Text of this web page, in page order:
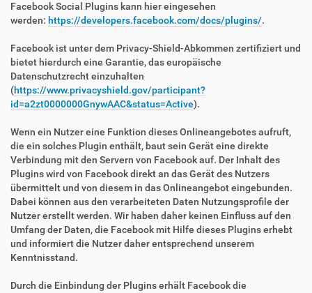
Facebook Social Plugins kann hier eingesehen
werden: https://developers.facebook.com/docs/plugins/.
Facebook ist unter dem Privacy-Shield-Abkommen zertifiziert und
bietet hierdurch eine Garantie, das europäische
Datenschutzrecht einzuhalten
(https://www.privacyshield.gov/participant?
id=a2zt0000000GnywAAC&status=Active).
Wenn ein Nutzer eine Funktion dieses Onlineangebotes aufruft,
die ein solches Plugin enthält, baut sein Gerät eine direkte
Verbindung mit den Servern von Facebook auf. Der Inhalt des
Plugins wird von Facebook direkt an das Gerät des Nutzers
übermittelt und von diesem in das Onlineangebot eingebunden.
Dabei können aus den verarbeiteten Daten Nutzungsprofile der
Nutzer erstellt werden. Wir haben daher keinen Einfluss auf den
Umfang der Daten, die Facebook mit Hilfe dieses Plugins erhebt
und informiert die Nutzer daher entsprechend unserem
Kenntnisstand.
Durch die Einbindung der Plugins erhält Facebook die